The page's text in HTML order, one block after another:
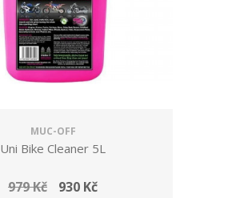
MUC-OFF
Uni Bike Cleaner 5L
979 Kč 930 Kč